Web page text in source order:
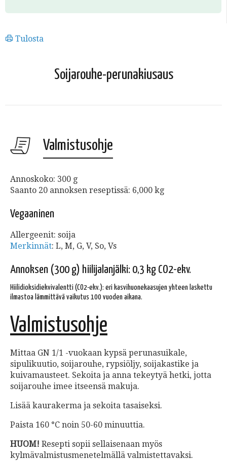
Tulosta
Soijarouhe-perunakiusaus
Valmistusohje
Annoskoko: 300 g
Saanto 20 annoksen reseptissä: 6,000 kg
Vegaaninen
Allergeenit: soija
Merkinnät: L, M, G, V, So, Vs
Annoksen (300 g) hiilijalanjälki: 0,3 kg CO2-ekv.
Hiilidioksidiekvivalentti (CO2-ekv.): eri kasvihuonekaasujen yhteen laskettu
ilmastoa lämmittävä vaikutus 100 vuoden aikana.
Valmistusohje
Mittaa GN 1/1 -vuokaan kypsä perunasuikale,
sipulikuutio, soijarouhe, rypsiöljy, soijakastike ja
kuivamausteet. Sekoita ja anna tekeytyä hetki, jotta
soijarouhe imee itseensä makuja.
Lisää kaurakerma ja sekoita tasaiseksi.
Paista 160 °C noin 50-60 minuuttia.
HUOM! Resepti sopii sellaisenaan myös
kylmävalmistusmenetelmällä valmistettavaksi.